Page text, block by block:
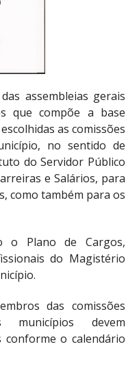
assembleias gerais
que compõe a base
as comissões
no sentido de
do Servidor Público
e Salários, para
como também para os
o Plano de Cargos,
do Magistério
das comissões
municípios devem
conforme o calendário